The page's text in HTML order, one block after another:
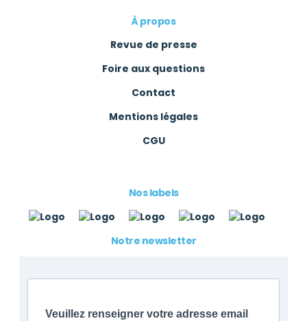
À propos
Revue de presse
Foire aux questions
Contact
Mentions légales
CGU
Nos labels
Notre newsletter
Veuillez renseigner votre adresse email